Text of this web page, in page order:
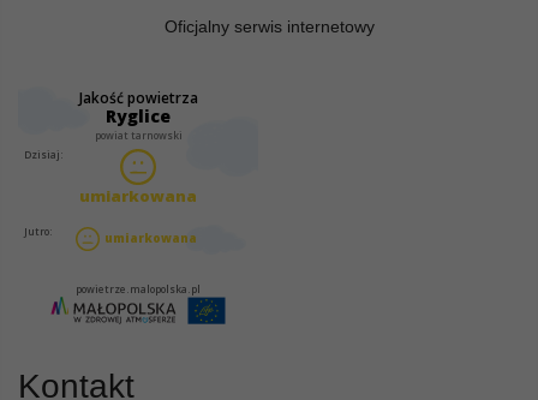
Oficjalny serwis internetowy
Kontakt